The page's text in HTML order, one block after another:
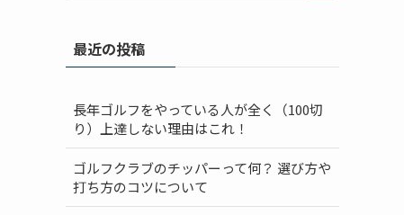
最近の投稿
長年ゴルフをやっている人が全く（100切
り）上達しない理由はこれ！
ゴルフクラブのチッパーって何？ 選び方や
打ち方のコツについて